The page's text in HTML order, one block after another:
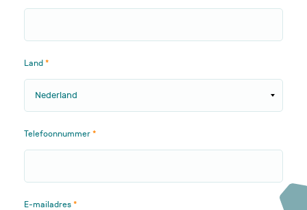
Land
Telefoonnummer
E-mailadres